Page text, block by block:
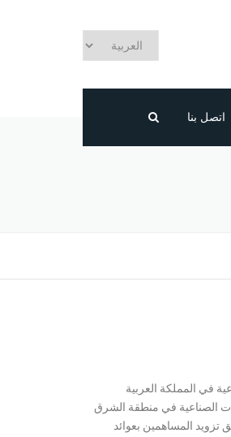
اتصل بنا
في المملكة العربية
الصناعية في منطقة الشرق
المساهمين بعوائد